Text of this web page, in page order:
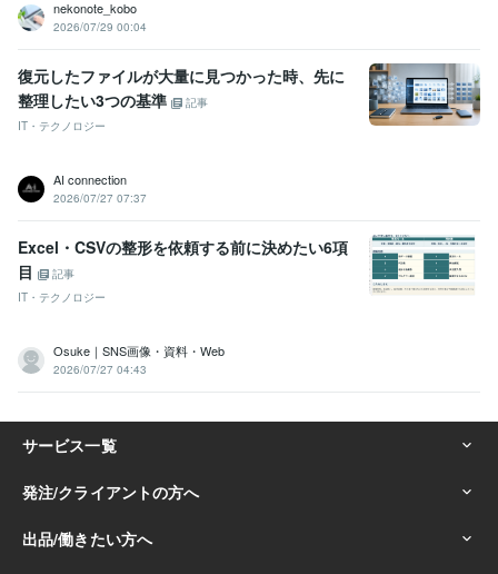
得意分野
IT相談・システム開発 自動化ツールで業務効率化【生産性2倍】 業
務効率化のための無料ツール選択・助言
自動化 生産性 効率化 見積 事務処理 Google フォーム
Excel
職場
ビジネス
集客・マーケティング相談
アンケート収集＆分析、販促（発信）ツ
営業ツール
PowerPoint
学歴
某（有名ではない）国立大学 2002年3月 ~ 2007年2月
nekonote_kobo
2026/07/29 00:04
復元したファイルが大量に見つかった時、先に
整理したい3つの基準
記事
IT・テクノロジー
AI connection
2026/07/27 07:37
Excel・CSVの整形を依頼する前に決めたい6項
目
記事
IT・テクノロジー
Osuke｜SNS画像・資料・Web
2026/07/27 04:43